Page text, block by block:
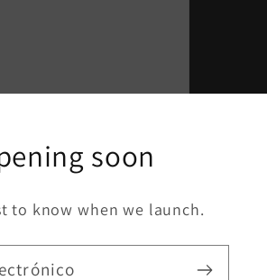
soon
to know when we launch.